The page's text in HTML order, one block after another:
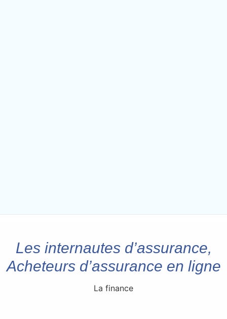
Les internautes d’assurance,
Acheteurs d’assurance en ligne
La finance